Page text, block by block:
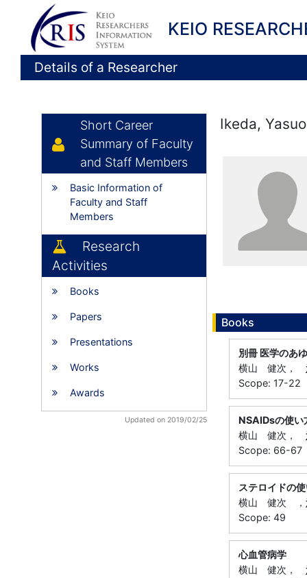
KEIO
Details of a Researcher
Short Career
Summary of Faculty
and Staff Members
Basic Information of
Faculty and Staff
Members
Research
Activities
Books
Papers
Presentations
Works
Awards
Updated on 2019/02/25
Ikeda, Yasuo
Books
別冊 医学のあ
横山 健次，
Scope: 17-22
NSAIDsの使い
横山 健次，
Scope: 66-67
ステロイドの
横山 健次 ，
Scope: 49
心血管病学
横山 健次，